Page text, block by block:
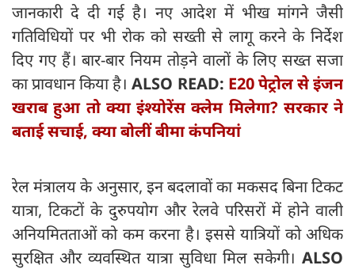
जानकारी दे दी गई है। नए आदेश में भीख मांगने जैसी
गतिविधियों पर भी रोक को सख्ती से लागू करने के निर्देश
दिए गए हैं। बार-बार नियम तोड़ने वालों के लिए सख्त सजा
का प्रावधान किया है।ALSO READ: E20 पेट्रोल से इंजन
खराब हुआ तो क्या इंश्योरेंस क्लेम मिलेगा? सरकार ने
बताई सचाई, क्या बोलीं बीमा कंपनियां
रेल मंत्रालय के अनुसार, इन बदलावों का मकसद बिना टिकट
यात्रा, टिकटों के दुरुपयोग और रेलवे परिसरों में होने वाली
अनियमितताओं को कम करना है। इससे यात्रियों को अधिक
सुरक्षित और व्यवस्थित यात्रा सुविधा मिल सकेगी। ALSO